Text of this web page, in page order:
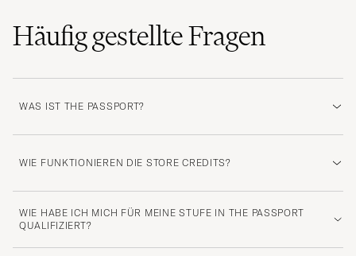
Häufig gestellte Fragen
WAS IST THE PASSPORT?
WIE FUNKTIONIEREN DIE STORE CREDITS?
WIE HABE ICH MICH FÜR MEINE STUFE IN THE PASSPORT
QUALIFIZIERT?